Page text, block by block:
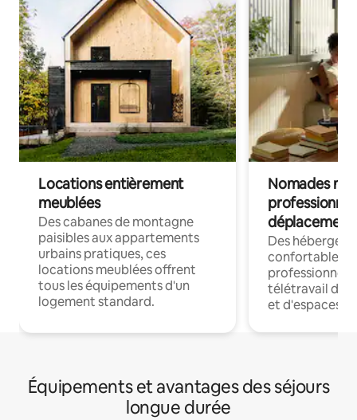
Locations entièrement
meublées
Des cabanes de montagne
paisibles aux appartements
urbains pratiques, ces
locations meublées offrent
tous les équipements d'un
logement standard.
Nomades
déplacement
Des
confortables
professionnels
télétravail
et d'espaces
Équipements et avantages des séjours
longue durée